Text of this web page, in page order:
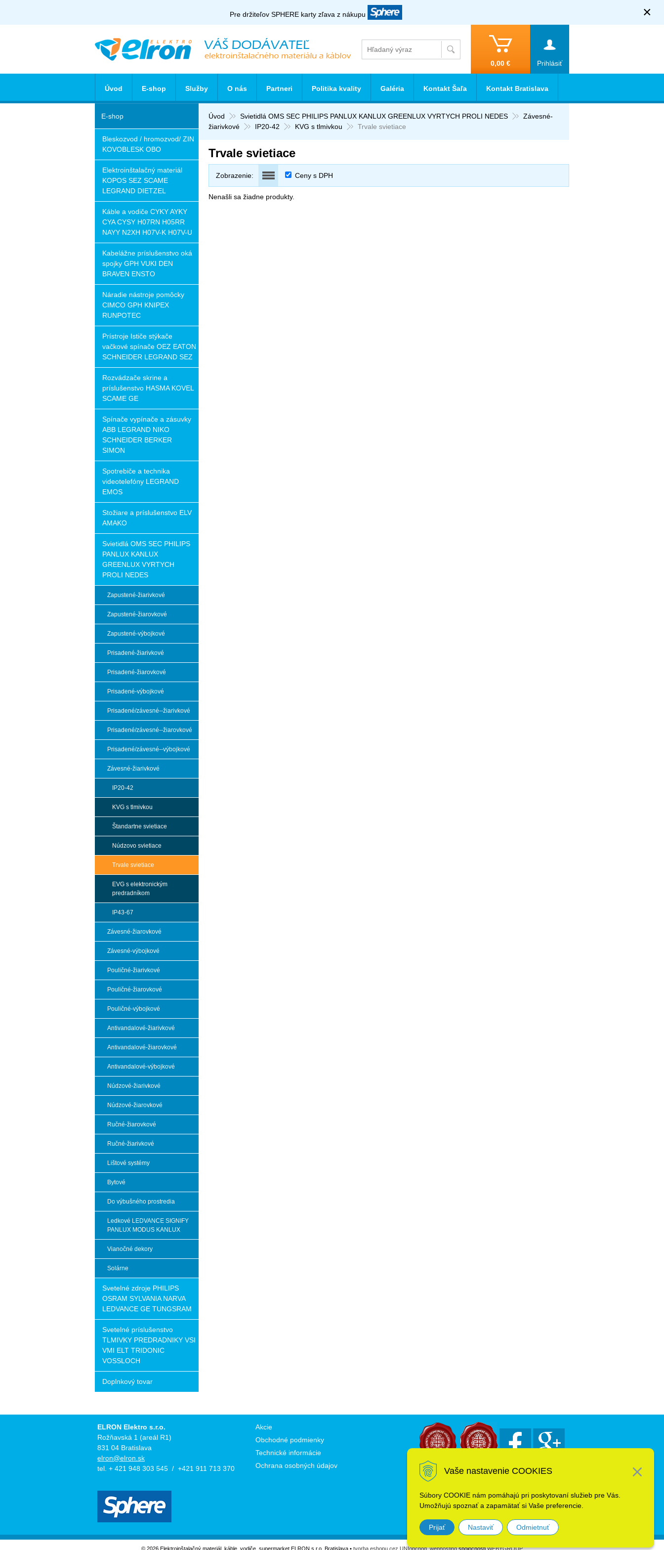
Vaše nastavenie COOKIES
Súbory COOKIE nám pomáhajú pri poskytovaní služieb pre Vás.
Umožňujú spoznať a zapamätať si Vaše preferencie.
Prijať Nastaviť Odmietnuť
Pre držiteľov SPHERE karty zľava z nákupu ×
Prihlásiť
0,00 €
Úvod Svietidlá OMS SEC PHILIPS PANLUX KANLUX GREENLUX VYRTYCH PROLI NEDES
Závesné-
žiarivkové
IP20-42 KVG s tlmivkou Trvale svietiace
Trvale svietiace
Zobrazenie: Ceny s DPH
Nenašli sa žiadne produkty.
E-shop
Bleskozvod / hromozvod/ ZIN
KOVOBLESK OBO
Elektroinštalačný materiál
KOPOS SEZ SCAME
LEGRAND DIETZEL
Káble a vodiče CYKY AYKY
CYA CYSY H07RN H05RR
NAYY N2XH H07V-K H07V-U
Kabelážne príslušenstvo oká
spojky GPH VUKI DEN
BRAVEN ENSTO
Náradie nástroje pomôcky
CIMCO GPH KNIPEX
RUNPOTEC
Prístroje Ističe stýkače
vačkové spínače OEZ EATON
SCHNEIDER LEGRAND SEZ
Rozvádzače skrine a
príslušenstvo HASMA KOVEL
SCAME GE
Spínače vypínače a zásuvky
ABB LEGRAND NIKO
SCHNEIDER BERKER
SIMON
Spotrebiče a technika
videotelefóny LEGRAND
EMOS
Stožiare a príslušenstvo ELV
AMAKO
Svietidlá OMS SEC PHILIPS
PANLUX KANLUX
GREENLUX VYRTYCH
PROLI NEDES
Zapustené-žiarivkové
Zapustené-žiarovkové
Zapustené-výbojkové
Prisadené-žiarivkové
Prisadené-žiarovkové
Prisadené-výbojkové
Prisadené/závesné--žiarivkové
Prisadené/závesné--žiarovkové
Prisadené/závesné--výbojkové
Závesné-žiarivkové
IP20-42
KVG s tlmivkou
Štandartne svietiace
Núdzovo svietiace
Trvale svietiace
EVG s elektronickým
predradníkom
IP43-67
Závesné-žiarovkové
Závesné-výbojkové
Pouličné-žiarivkové
Pouličné-žiarovkové
Pouličné-výbojkové
Antivandalové-žiarivkové
Antivandalové-žiarovkové
Antivandalové-výbojkové
Núdzové-žiarivkové
Núdzové-žiarovkové
Ručné-žiarovkové
Ručné-žiarivkové
Lištové systémy
Bytové
Do výbušného prostredia
Ledkové LEDVANCE SIGNIFY
PANLUX MODUS KANLUX
Vianočné dekory
Solárne
Svetelné zdroje PHILIPS
OSRAM SYLVANIA NARVA
LEDVANCE GE TUNGSRAM
Svetelné príslušenstvo
TLMIVKY PREDRADNIKY VSI
VMI ELT TRIDONIC
VOSSLOCH
Doplnkový tovar
Úvod E-shop Služby O nás Partneri Politika kvality Galéria Kontakt Šaľa Kontakt Bratislava
ELRON Elektro s.r.o.
Rožňavská 1 (areál R1)
831 04 Bratislava
elron@elron.sk
tel. + 421 948 303 545 / +421 911 713 370
Akcie
Obchodné podmienky
Technické informácie
Ochrana osobných údajov
© 2026 Elektroinštalačný materiál, káble, vodiče, supermarket ELRON s.r.o. Bratislava • tvorba eshopu cez UNIobchod,webhostingspoločnostiWEBYGROUP